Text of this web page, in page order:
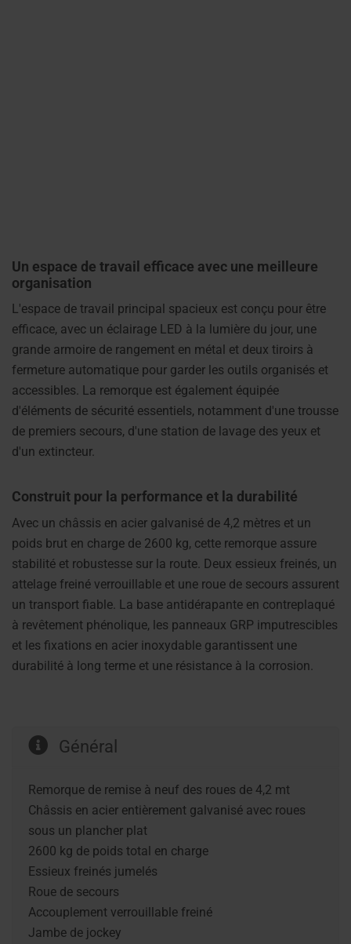
Un espace de travail efficace avec une meilleure
organisation
L'espace de travail principal spacieux est conçu pour être
efficace, avec un éclairage LED à la lumière du jour, une
grande armoire de rangement en métal et deux tiroirs à
fermeture automatique pour garder les outils organisés et
accessibles. La remorque est également équipée
d'éléments de sécurité essentiels, notamment d'une trousse
de premiers secours, d'une station de lavage des yeux et
d'un extincteur.
Construit pour la performance et la durabilité
Avec un châssis en acier galvanisé de 4,2 mètres et un
poids brut en charge de 2600 kg, cette remorque assure
stabilité et robustesse sur la route. Deux essieux freinés, un
attelage freiné verrouillable et une roue de secours assurent
un transport fiable. La base antidérapante en contreplaqué
à revêtement phénolique, les panneaux GRP imputrescibles
et les fixations en acier inoxydable garantissent une
durabilité à long terme et une résistance à la corrosion.
Général
Remorque de remise à neuf des roues de 4,2 mt
Châssis en acier entièrement galvanisé avec roues
sous un plancher plat
2600 kg de poids total en charge
Essieux freinés jumelés
Roue de secours
Accouplement verrouillable freiné
Jambe de jockey